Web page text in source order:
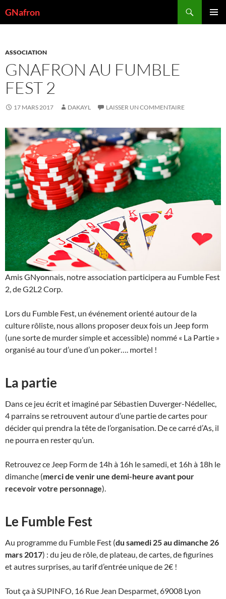
auGNafron
ASSOCIATION
GNAFRON AU FUMBLE
FEST 2
17 MARS 2017 DAKAYL LAISSER UN COMMENTAIRE
Amis GNyonnais, notre association participera au Fumble Fest
2, de G2L2 Corp.
Lors du Fumble Fest, un événement orienté autour de la
culture rôliste, nous allons proposer deux fois un Jeep form
(une sorte de murder simple et accessible) nommé « La Partie »
organisé au tour d’une d’un poker…. mortel !
La partie
Dans ce jeu écrit et imaginé par Sébastien Duverger-Nédellec,
4 parrains se retrouvent autour d’une partie de cartes pour
décider qui prendra la tête de l’organisation. De ce carré d’As, il
ne pourra en rester qu’un.
Retrouvez ce Jeep Form de 14h à 16h le samedi, et 16h à 18h le
dimanche (merci de venir une demi-heure avant pour
recevoir votre personnage).
Le Fumble Fest
Au programme du Fumble Fest (du samedi 25 au dimanche 26
mars 2017) : du jeu de rôle, de plateau, de cartes, de figurines
et autres surprises, au tarif d’entrée unique de 2€ !
Tout ça à SUPINFO, 16 Rue Jean Desparmet, 69008 Lyon